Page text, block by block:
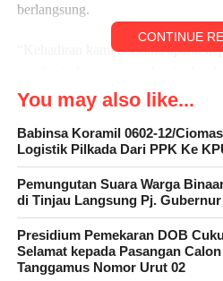
berlangsung.
“Kehadiran kami bersama aparat
dari Panitia Pemilihan Kecamatan
Lanjutnya, sebagai Babinsa kami
memelihara keamanan di wilayah
memastikan setiap proses Pemilu,
berperan dalam menjalin
dan pemerintah setempat.
CONTINUE
You may also like...
Babinsa Koramil 0602-12/
Logistik Pilkada Dari PPK Ke
Pemungutan Suara Warga
di Tinjau Langsung Pj.
Presidium Pemekaran DOB
Selamat kepada Pasangan
Tanggamus Nomor Urut 02